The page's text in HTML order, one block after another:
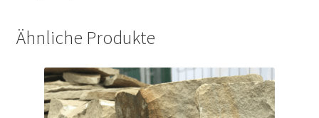
Ähnliche Produkte